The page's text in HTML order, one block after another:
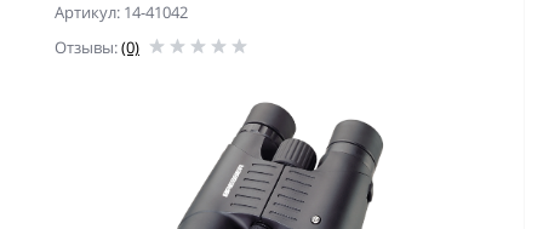
Артикул: 14-41042
Отзывы:(0)